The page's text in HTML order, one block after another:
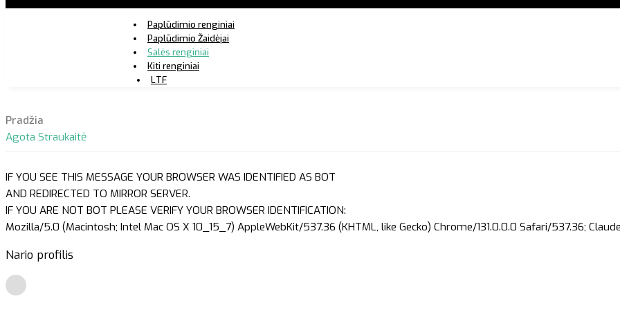
Paplūdimio renginiai
Paplūdimio Žaidėjai
Salės renginiai
Kiti renginiai
LTF
Pradžia
Agota Straukaitė
IF YOU SEE THIS MESSAGE YOUR BROWSER WAS IDENTIFIED AS BOT
AND REDIRECTED TO MIRROR SERVER.
IF YOU ARE NOT BOT PLEASE VERIFY YOUR BROWSER IDENTIFICATION:
Mozilla/5.0 (Macintosh; Intel Mac OS X 10_15_7) AppleWebKit/537.36 (KHTML, like Gecko) Chrome/131.0.0.0 Safari/537.36;
Nario profilis